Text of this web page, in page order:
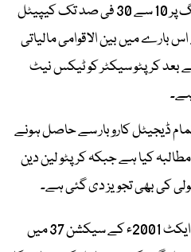
ذرائع کا کہنا ہے کہ کرپٹو ٹریڈنگ پر 10 سے 30 فی صد تک کیپیٹل
بارے میں بین الاقوامی مالیاتی
بعد کرپٹو سیکٹر کو ٹیکس نیٹ
ڈیجیٹل کاروبار سے حاصل ہونے
کیا ہے جبکہ کرپٹو لین دین
کی بھی تجویز دی گئی ہے۔
ذرائع کا کہنا ہے کہ انکم ٹیکس ایکٹ 2001ء کے سیکشن 37 میں